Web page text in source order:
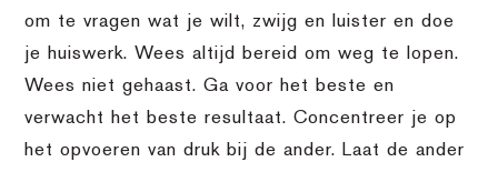
om te vragen wat je wilt, zwijg en luister en doe
je huiswerk. Wees altijd bereid om weg te lopen.
Wees niet gehaast. Ga voor het beste en
verwacht het beste resultaat. Concentreer je op
het opvoeren van druk bij de ander. Laat de ander